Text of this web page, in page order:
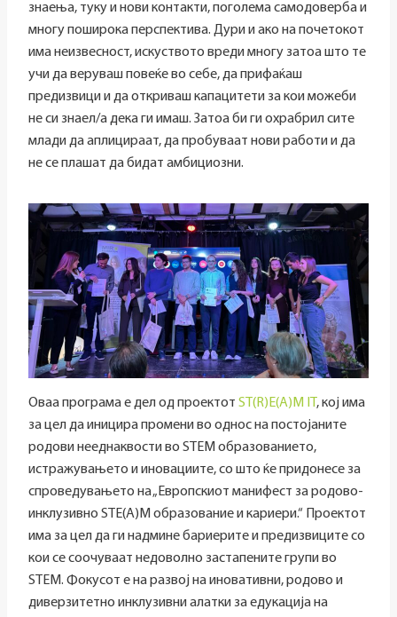
знаења, туку и нови контакти, поголема самодоверба и
многу поширока перспектива. Дури и ако на почетокот
има неизвесност, искуството вреди многу затоа што те
учи да веруваш повеќе во себе, да прифаќаш
предизвици и да откриваш капацитети за кои можеби
не си знаел/а дека ги имаш. Затоа би ги охрабрил сите
млади да аплицираат, да пробуваат нови работи и да
не се плашат да бидат амбициозни.
Оваа програма е дел од проектот ST(R)E(A)M IT , кој има
за цел да иницира промени во однос на постојаните
родови нееднаквости во STEM образованието,
истражувањето и иновациите, со што ќе придонесе за
спроведувањето на „Европскиот манифест за родово-
инклузивно STE(A)M образование и кариери.“ Проектот
има за цел да ги надмине бариерите и предизвиците со
кои се соочуваат недоволно застапените групи во
STEM. Фокусот е на развој на иновативни, родово и
диверзитетно инклузивни алатки за едукација на